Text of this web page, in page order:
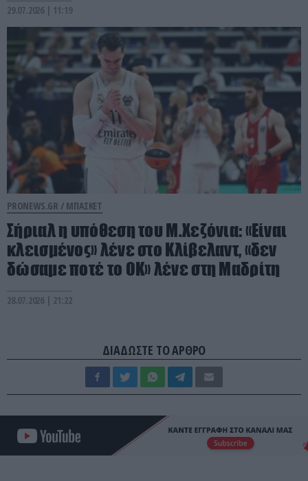
29.07.2026 | 11:19
PRONEWS.GR / ΜΠΑΣΚΕΤ
Σήριαλ η υπόθεση του Μ.Χεζόνια: «Είναι
κλεισμένος» λένε στο Κλίβελαντ, «δεν
δώσαμε ποτέ το ΟΚ» λένε στη Μαδρίτη
28.07.2026 | 21:22
ΔΙΑΔΩΣΤΕ ΤΟ ΑΡΘΡΟ